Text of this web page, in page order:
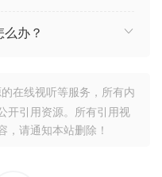
办？
在线视听等服务，所有内
开引用资源。所有引用视
，请通知本站删除！